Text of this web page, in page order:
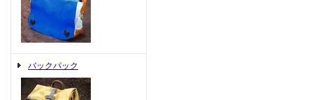
バックパック